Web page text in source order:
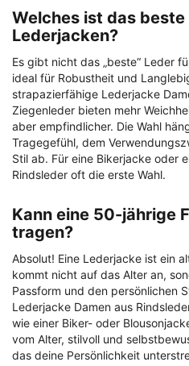
Welches ist das
Lederjacken?
Es gibt nicht das „beste“ Leder
ideal für Robustheit und
strapazierfähige Lederjacke
Ziegenleder bieten mehr
aber empfindlicher. Die Wahl
Tragegefühl, dem
Stil ab. Für eine Bikerjacke oder
Rindsleder oft die erste Wahl.
Kann eine 50-jährige
tragen?
Absolut! Eine Lederjacke ist ein
kommt nicht auf das Alter an,
Passform und den persönlichen
Lederjacke Damen aus
wie einer Biker- oder
vom Alter, stilvoll und
das deine Persönlichkeit